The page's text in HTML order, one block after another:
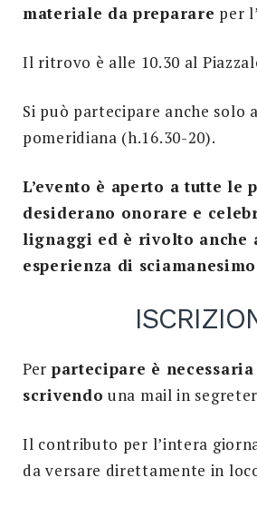
materiale da preparare per
Il ritrovo è alle 10.30 al
Si può partecipare anche solo
pomeridiana (h.16.30-20).
L’evento è aperto a tutte le
desiderano onorare e
lignaggi ed è rivolto anche
esperienza di
Per partecipare è
scrivendo una mail in
Il contributo per l’intera
da versare direttamente in